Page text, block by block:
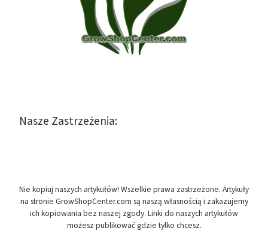
Nasze Zastrzeżenia:
Nie kopiuj naszych artykułów! Wszelkie prawa zastrzeżone. Artykuły
na stronie GrowShopCenter.com są naszą własnością i zakazujemy
ich kopiowania bez naszej zgody. Linki do naszych artykułów
możesz publikować gdzie tylko chcesz.